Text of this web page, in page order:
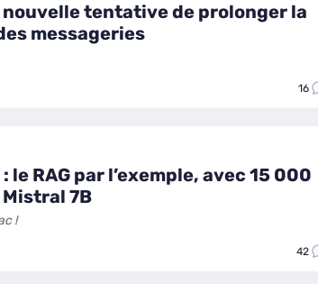
tentative de prolonger la
messageries
16
le RAG par l’exemple, avec 15 000
7B
!
42